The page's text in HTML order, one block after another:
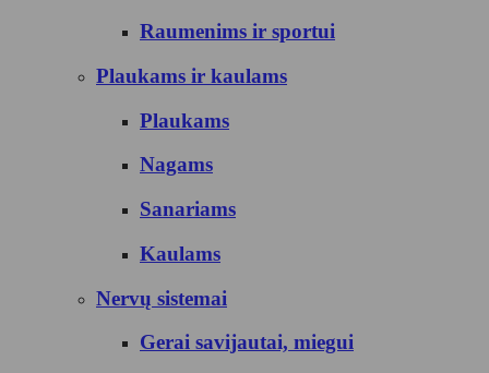
Raumenims ir sportui
Plaukams ir kaulams
Plaukams
Nagams
Sanariams
Kaulams
Nervų sistemai
Gerai savijautai, miegui